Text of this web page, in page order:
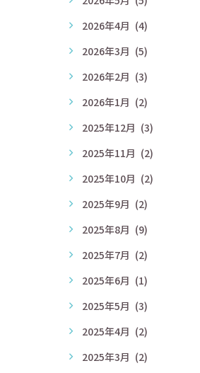
2026年4月 (4)
2026年3月 (5)
2026年2月 (3)
2026年1月 (2)
2025年12月 (3)
2025年11月 (2)
2025年10月 (2)
2025年9月 (2)
2025年8月 (9)
2025年7月 (2)
2025年6月 (1)
2025年5月 (3)
2025年4月 (2)
2025年3月 (2)